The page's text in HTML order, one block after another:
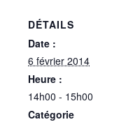
DÉTAILS
Date :
6 février 2014
Heure :
14h00 - 15h00
Catégorie